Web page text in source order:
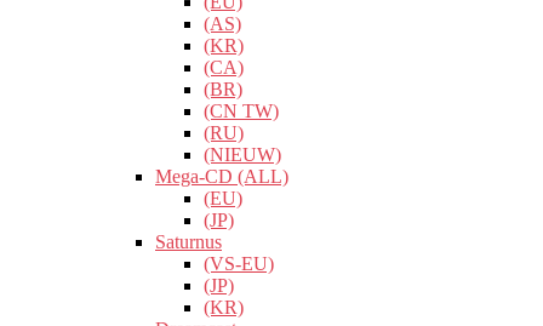
(AS)
(KR)
(CA)
(BR)
(CN TW)
(RU)
(NIEUW)
Mega-CD (ALL)
(EU)
(JP)
Saturnus
(VS-EU)
(JP)
(KR)